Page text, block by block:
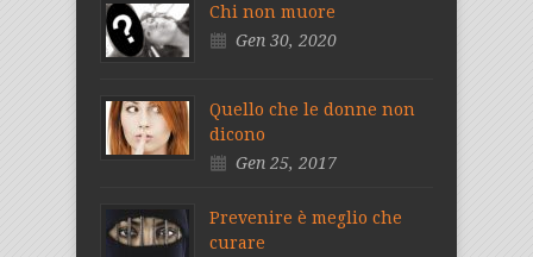
Chi non muore
Gen 30, 2020
Quello che le donne non
dicono
Gen 25, 2017
Prevenire è meglio che
curare